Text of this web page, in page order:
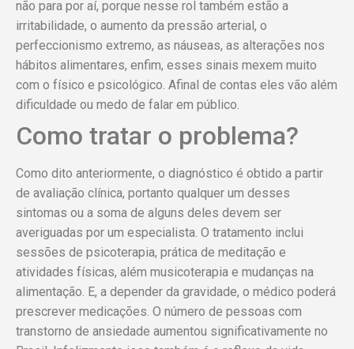
não para por aí, porque nesse rol também estão a
irritabilidade, o aumento da pressão arterial, o
perfeccionismo extremo, as náuseas, as alterações nos
hábitos alimentares, enfim, esses sinais mexem muito
com o físico e psicológico. Afinal de contas eles vão além
dificuldade ou medo de falar em público.
Como tratar o problema?
Como dito anteriormente, o diagnóstico é obtido a partir
de avaliação clínica, portanto qualquer um desses
sintomas ou a soma de alguns deles devem ser
averiguadas por um especialista. O tratamento inclui
sessões de psicoterapia, prática de meditação e
atividades físicas, além musicoterapia e mudanças na
alimentação. E, a depender da gravidade, o médico poderá
prescrever medicações. O número de pessoas com
transtorno de ansiedade aumentou significativamente no